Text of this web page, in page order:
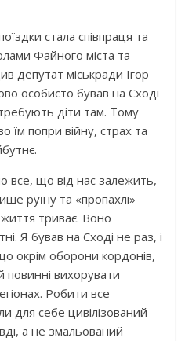
стала співпраця та
Файного міста та
депутат міськради Ігор
особисто бував на Сході
діти там. Тому
їм попри війну, страх та
все, що від нас залежить,
руїну та «пропахлі»
триває. Воно
Я бував на Сході не раз, і
окрім оборони кордонів,
вихорувати
Робити все
для себе цивілізований
а не змальований